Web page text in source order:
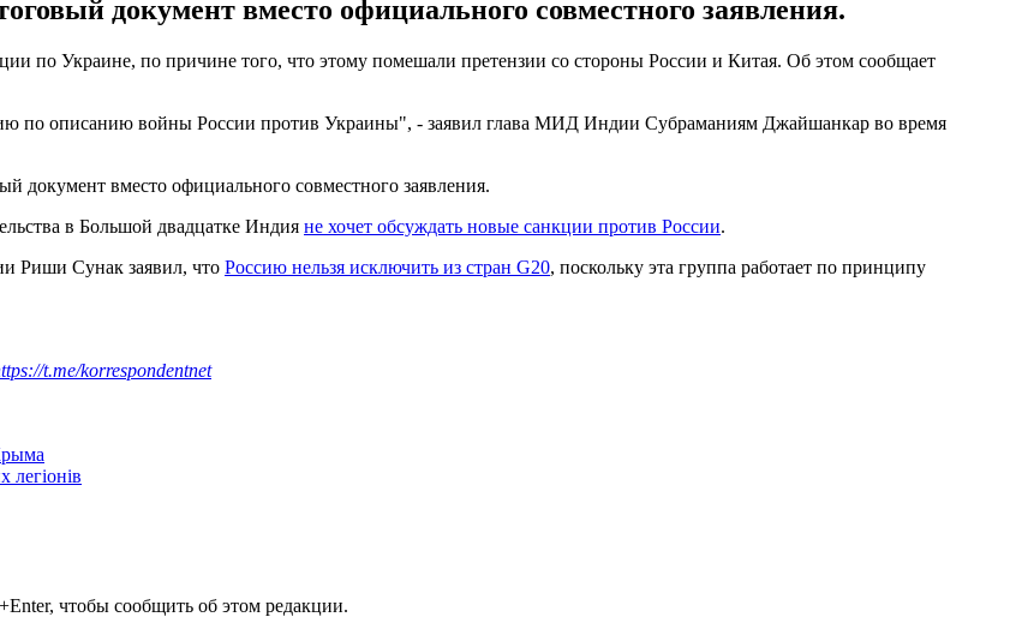
документ вместо официального совместного заявления.
по Украине, по причине того, что этому помешали претензии со стороны России и Китая. Об этом сообщает
по описанию войны России против Украины", - заявил глава МИД Индии Субраманиям Джайшанкар во время
документ вместо официального совместного заявления.
в Большой двадцатке Индия не хочет обсуждать новые санкции против России.
Риши Сунак заявил, что Россию нельзя исключить из стран G20, поскольку эта группа работает по принципу
t.me/korrespondentnet
легіонів
чтобы сообщить об этом редакции.